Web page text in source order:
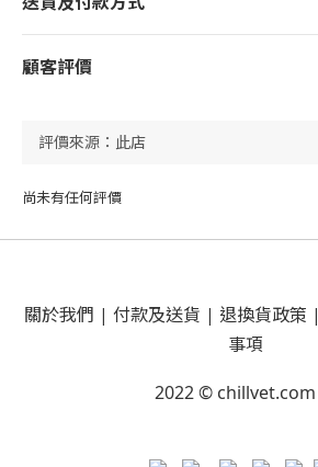
顧客評價
尚未有任何評價
關於我們 | 付款及送貨 | 退換貨政策 |
事項
2022 © chillvet.com